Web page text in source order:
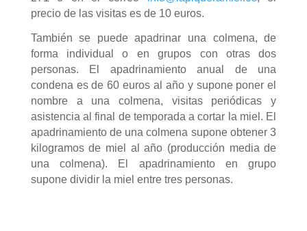
precio de las visitas es de 10 euros.
También se puede apadrinar una colmena, de
forma individual o en grupos con otras dos
personas. El apadrinamiento anual de una
condena es de 60 euros al año y supone poner el
nombre a una colmena, visitas periódicas y
asistencia al final de temporada a cortar la miel. El
apadrinamiento de una colmena supone obtener 3
kilogramos de miel al año (producción media de
una colmena). El apadrinamiento en grupo
supone dividir la miel entre tres personas.